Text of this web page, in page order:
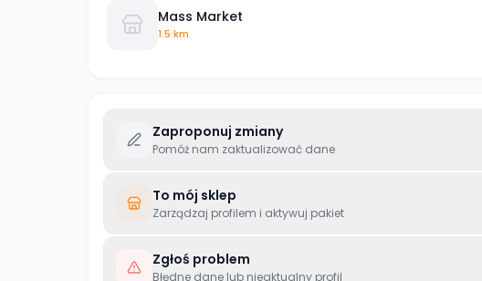
Mass Market
1.5 km
Zaproponuj zmiany
Pomóż nam zaktualizować dane
To mój sklep
Zarządzaj profilem i aktywuj pakiet
Zgłoś problem
Błędne dane lub nieaktualny profil